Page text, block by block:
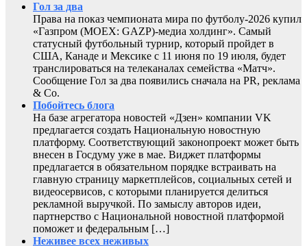
Гол за два
Права на показ чемпионата мира по футболу-2026 купил
«Газпром (MOEX: GAZP)-медиа холдинг». Самый
статусный футбольный турнир, который пройдет в
США, Канаде и Мексике с 11 июня по 19 июля, будет
транслироваться на телеканалах семейства «Матч».
Сообщение Гол за два появились сначала на PR, реклама
& Co.
Побойтесь блога
На базе агрегатора новостей «Дзен» компании VK
предлагается создать Национальную новостную
платформу. Соответствующий законопроект может быть
внесен в Госдуму уже в мае. Виджет платформы
предлагается в обязательном порядке встраивать на
главную страницу маркетплейсов, социальных сетей и
видеосервисов, с которыми планируется делиться
рекламной выручкой. По замыслу авторов идеи,
партнерство с Национальной новостной платформой
поможет и федеральным […]
Неживее всех неживых